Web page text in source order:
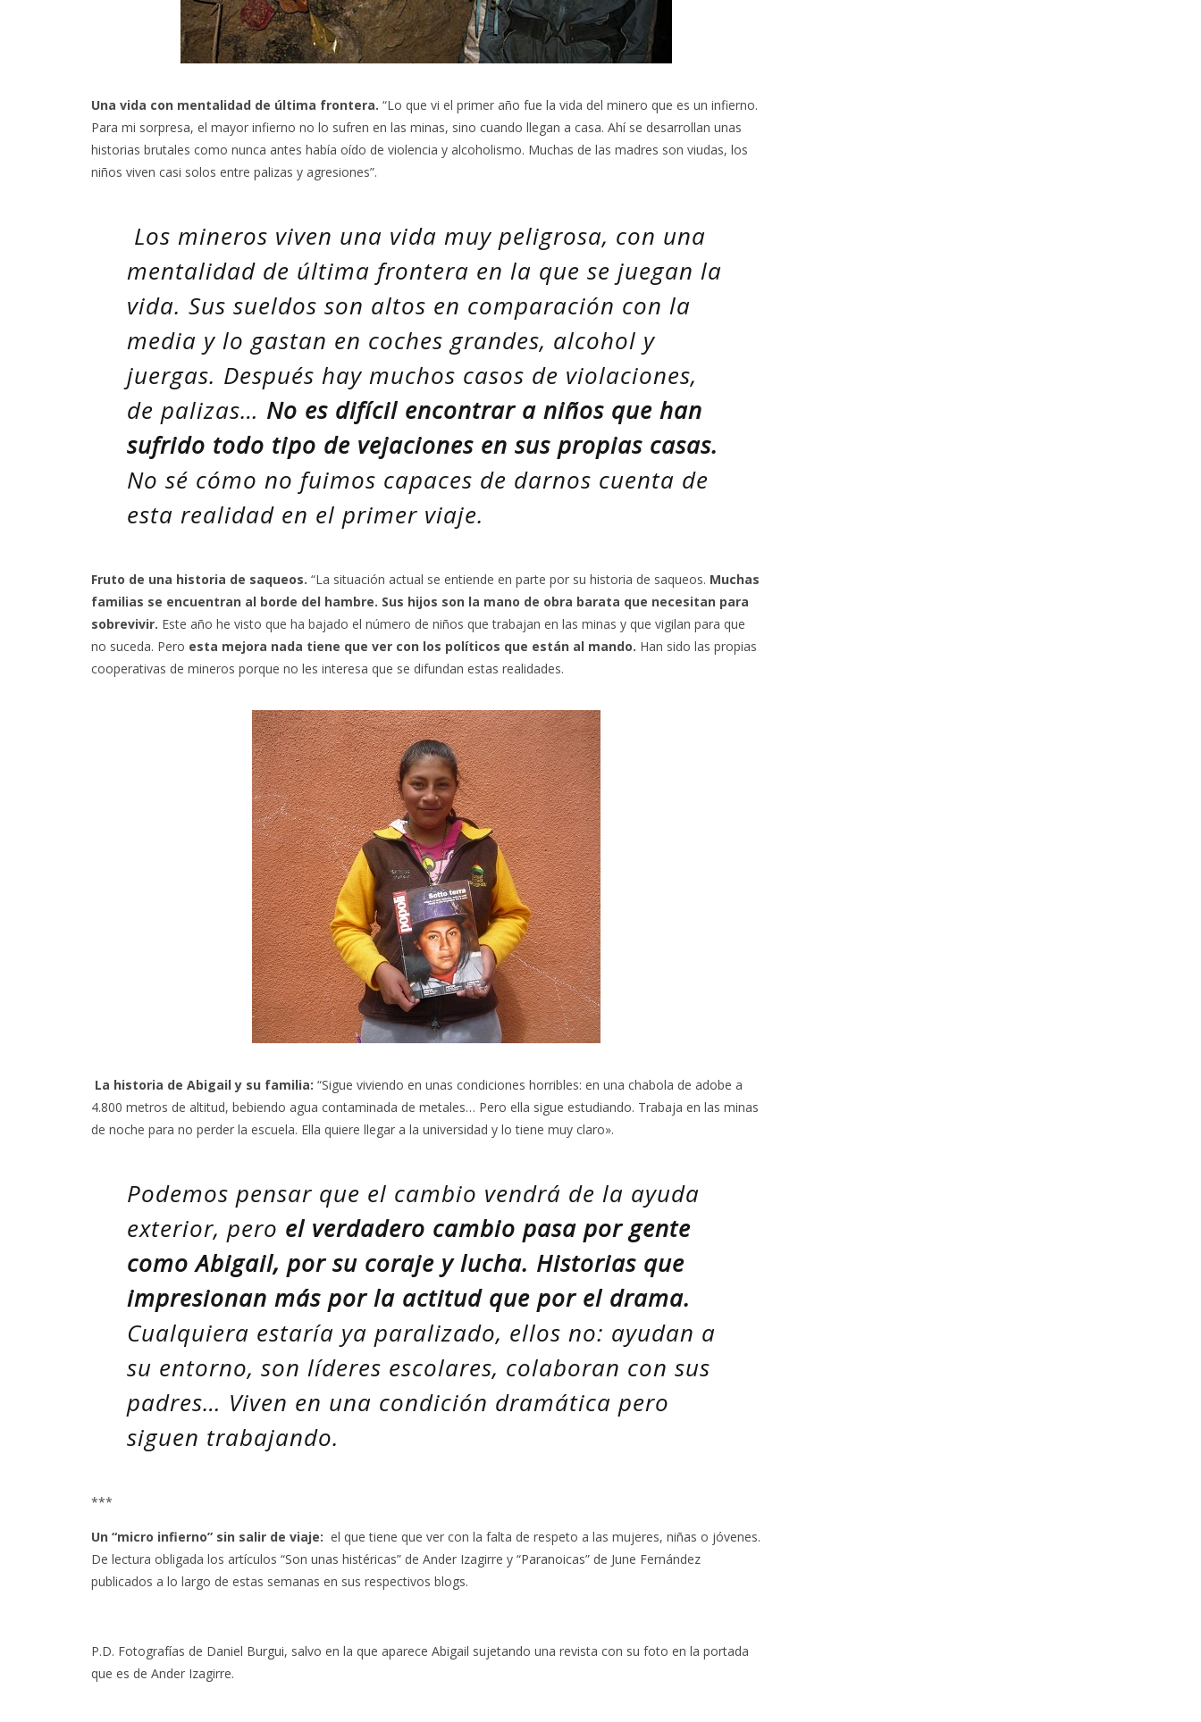
Una vida con mentalidad de última frontera. “Lo que vi el primer año fue la vida del minero que es un infierno.
Para mi sorpresa, el mayor infierno no lo sufren en las minas, sino cuando llegan a casa. Ahí se desarrollan unas
historias brutales como nunca antes había oído de violencia y alcoholismo. Muchas de las madres son viudas, los
niños viven casi solos entre palizas y agresiones”.
Los mineros viven una vida muy peligrosa, con una
mentalidad de última frontera en la que se juegan la
vida. Sus sueldos son altos en comparación con la
media y lo gastan en coches grandes, alcohol y
juergas. Después hay muchos casos de violaciones,
de palizas… No es difícil encontrar a niños que han
sufrido todo tipo de vejaciones en sus propias casas.
No sé cómo no fuimos capaces de darnos cuenta de
esta realidad en el primer viaje.
Fruto de una historia de saqueos. “La situación actual se entiende en parte por su historia de saqueos. Muchas
familias se encuentran al borde del hambre. Sus hijos son la mano de obra barata que necesitan para
sobrevivir. Este año he visto que ha bajado el número de niños que trabajan en las minas y que vigilan para que
no suceda. Pero esta mejora nada tiene que ver con los políticos que están al mando. Han sido las propias
cooperativas de mineros porque no les interesa que se difundan estas realidades.
La historia de Abigail y su familia: “Sigue viviendo en unas condiciones horribles: en una chabola de adobe a
4.800 metros de altitud, bebiendo agua contaminada de metales… Pero ella sigue estudiando. Trabaja en las minas
de noche para no perder la escuela. Ella quiere llegar a la universidad y lo tiene muy claro».
Podemos pensar que el cambio vendrá de la ayuda
exterior, pero el verdadero cambio pasa por gente
como Abigail, por su coraje y lucha. Historias que
impresionan más por la actitud que por el drama.
Cualquiera estaría ya paralizado, ellos no: ayudan a
su entorno, son líderes escolares, colaboran con sus
padres… Viven en una condición dramática pero
siguen trabajando.
***
Un “micro infierno” sin salir de viaje: el que tiene que ver con la falta de respeto a las mujeres, niñas o jóvenes.
De lectura obligada los artículos “Son unas histéricas” de Ander Izagirre y “Paranoicas” de June Fernández
publicados a lo largo de estas semanas en sus respectivos blogs.
P.D. Fotografías de Daniel Burgui, salvo en la que aparece Abigail sujetando una revista con su foto en la portada
que es de Ander Izagirre.